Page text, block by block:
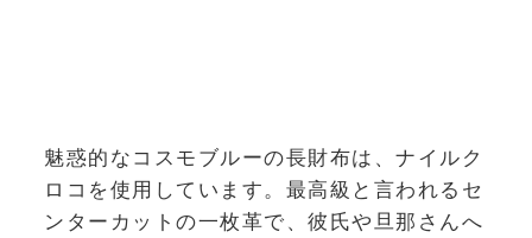
魅惑的なコスモブルーの長財布は、ナイルク
ロコを使用しています。最高級と言われるセ
ンターカットの一枚革で、彼氏や旦那さんへ